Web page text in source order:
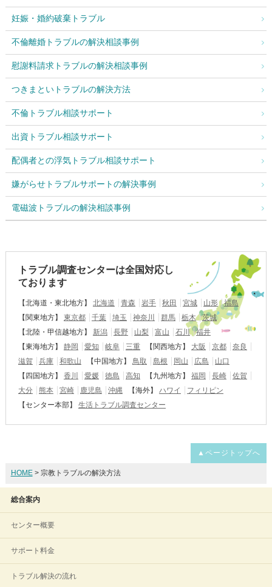
妊娠・婚約破棄トラブル
不倫離婚トラブルの解決相談事例
慰謝料請求トラブルの解決相談事例
つきまといトラブルの解決方法
不倫トラブル相談サポート
出資トラブル相談サポート
配偶者との浮気トラブル相談サポート
嫌がらせトラブルサポートの解決事例
電磁波トラブルの解決相談事例
トラブル調査センターは全国対応し
ております
【北海道・東北地方】 北海道 青森 岩手 秋田 宮城 山形
福島
【関東地方】
東京都 千葉 埼玉 神奈川 群馬 栃木
茨城
【北陸・甲信越地方】
新潟 長野 山梨 富山 石川
福井
【東海地方】
静岡 愛知 岐阜 三重 【関西地方】 大阪 京都
奈良
滋賀
兵庫 和歌山 【中国地方】 鳥取 島根 岡山 広島
山口
【四国地方】
香川 愛媛 徳島 高知 【九州地方】 福岡 長崎
佐賀
大分
熊本 宮崎 鹿児島 沖縄 【海外】 ハワイ
フィリピン
【センター本部】
生活トラブル調査センター
▲ページトップへ
HOME> 宗教トラブルの解決方法
総合案内
センター概要
サポート料金
トラブル解決の流れ